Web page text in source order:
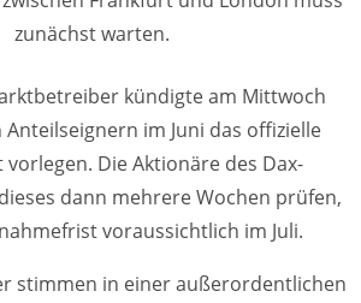
zunächst warten.
kündigte am Mittwoch
im Juni das offizielle
Die Aktionäre des Dax-
dann mehrere Wochen prüfen,
voraussichtlich im Juli.
stimmen in einer außerordentlichen